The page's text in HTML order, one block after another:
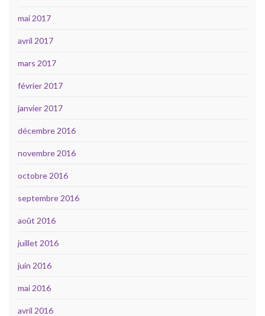
mai 2017
avril 2017
mars 2017
février 2017
janvier 2017
décembre 2016
novembre 2016
octobre 2016
septembre 2016
août 2016
juillet 2016
juin 2016
mai 2016
avril 2016